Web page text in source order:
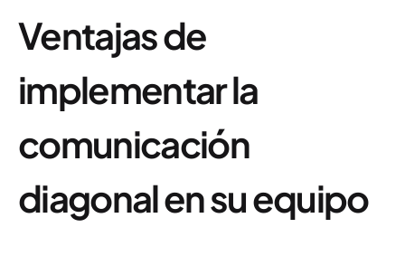
Ventajas de
implementar la
comunicación
diagonal en su equipo